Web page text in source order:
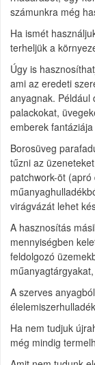
számunkra még
Ha ismét
terheljük a
Úgy is
ami az eredeti
anyagnak. Például
palackokat,
emberek
Borosüveg
tűzni az
patchwork-öt
virágvázát lehet
A hasznosítás
mennyiségben
feldolgozó
A szerves
Ha nem tudjuk
még mindig